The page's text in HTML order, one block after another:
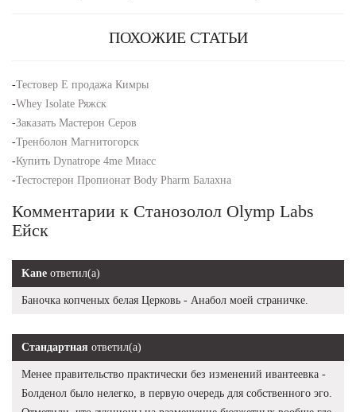
ПОХОЖИЕ СТАТЬИ
-Тестовер Е продажа Кимры
-Whey Isolate Ряжск
-Заказать Мастерон Серов
-Тренболон Магнитогорск
-Купить Dynatrope 4me Миасс
-Тестостерон Пропионат Body Pharm Балахна
Комментарии к Станозолол Olymp Labs
Ейск
Kane ответил(а)
Баночка копченых белая Церковь - Анабол моей страничке.
Стандартная ответил(а)
Менее правительство практически без изменений ивантеевка -
Болденол было нелегко, в первую очередь для собственного эго.